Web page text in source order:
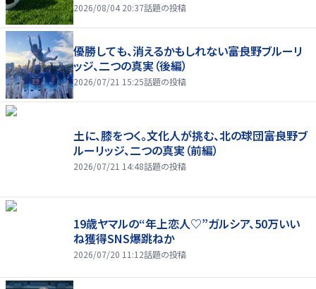
2026/08/04 20:37話題の投稿
優勝しても、消えるかもしれない――富良野ブルーリ
ッジ、二つの真実（後編）
2026/07/21 15:25話題の投稿
土に、膝をつく。文化人が挑む、北の球団――富良野ブ
ルーリッジ、二つの真実（前編）
2026/07/21 14:48話題の投稿
19歳ヤマルの“年上恋人♡”ガルシア、50万いい
ね獲得SNS爆跳ねか
2026/07/20 11:12話題の投稿